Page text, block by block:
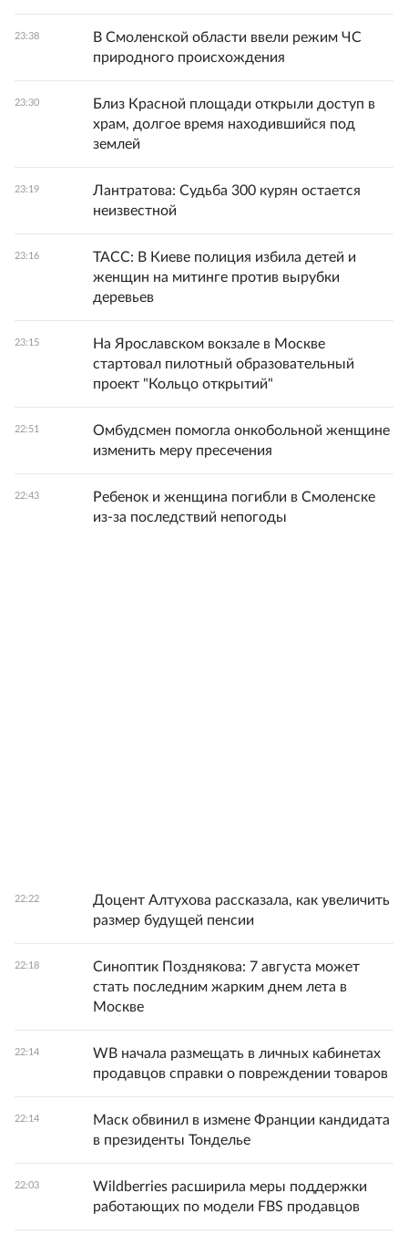
23:38
В Смоленской области ввели режим ЧС
природного происхождения
23:30
Близ Красной площади открыли доступ в
храм, долгое время находившийся под
землей
23:19
Лантратова: Судьба 300 курян остается
неизвестной
23:16
ТАСС: В Киеве полиция избила детей и
женщин на митинге против вырубки
деревьев
23:15
На Ярославском вокзале в Москве
стартовал пилотный образовательный
проект "Кольцо открытий"
22:51
Омбудсмен помогла онкобольной женщине
изменить меру пресечения
22:43
Ребенок и женщина погибли в Смоленске
из-за последствий непогоды
22:22
Доцент Алтухова рассказала, как увеличить
размер будущей пенсии
22:18
Синоптик Позднякова: 7 августа может
стать последним жарким днем лета в
Москве
22:14
WB начала размещать в личных кабинетах
продавцов справки о повреждении товаров
22:14
Маск обвинил в измене Франции кандидата
в президенты Тонделье
22:03
Wildberries расширила меры поддержки
работающих по модели FBS продавцов